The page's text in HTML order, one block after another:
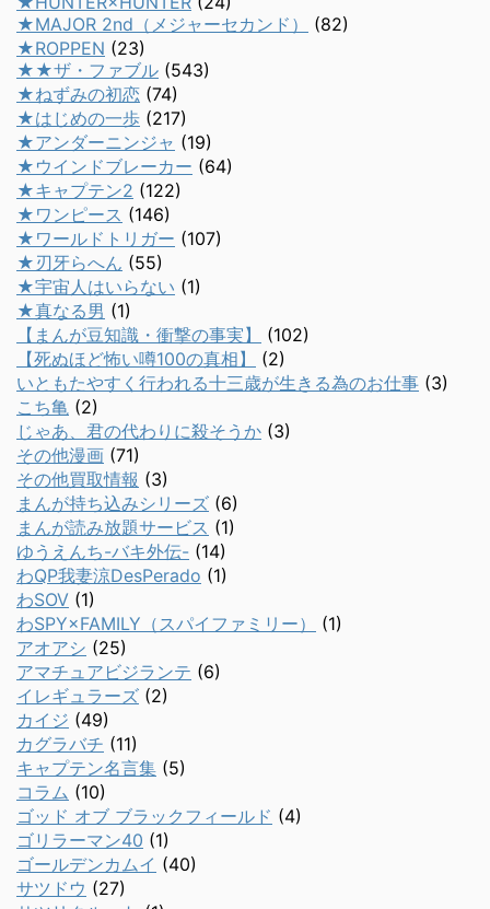
★MAJOR 2nd（メジャーセカンド）
(82)
★ROPPEN (23)
★★ザ・ファブル (543)
★ねずみの初恋 (74)
★はじめの一歩 (217)
★アンダーニンジャ (19)
★ウインドブレーカー (64)
★キャプテン2 (122)
★ワンピース (146)
★ワールドトリガー (107)
★刃牙らへん (55)
★宇宙人はいらない (1)
★真なる男 (1)
【まんが豆知識・衝撃の事実】
(102)
【死ぬほど怖い噂100の真相】
(2)
いともたやすく行われる十三歳が生きる為のお仕事 (3)
こち亀 (2)
じゃあ、君の代わりに殺そうか (3)
その他漫画 (71)
その他買取情報 (3)
まんが持ち込みシリーズ (6)
まんが読み放題サービス (1)
ゆうえんち-バキ外伝- (14)
わQP我妻涼DesPerado (1)
わSOV (1)
わSPY×FAMILY（スパイファミリー）
(1)
アオアシ (25)
アマチュアビジランテ (6)
イレギュラーズ (2)
カイジ (49)
カグラバチ (11)
キャプテン名言集 (5)
コラム (10)
ゴッド オブ ブラックフィールド (4)
ゴリラーマン40 (1)
ゴールデンカムイ (40)
サツドウ (27)